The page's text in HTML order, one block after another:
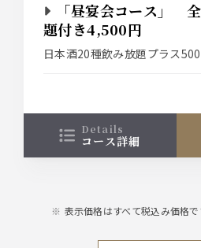
「昼宴会コース」
題付き4,500円
日本酒20種飲み放題プラス
details
コース詳細
表示価格はすべて税込み価格で